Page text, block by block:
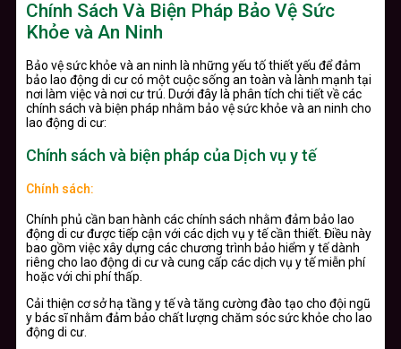
Chính Sách Và Biện Pháp Bảo Vệ Sức
Khỏe và An Ninh
Bảo vệ sức khỏe và an ninh là những yếu tố thiết yếu để đảm
bảo lao động di cư có một cuộc sống an toàn và lành mạnh tại
nơi làm việc và nơi cư trú. Dưới đây là phân tích chi tiết về các
chính sách và biện pháp nhằm bảo vệ sức khỏe và an ninh cho
lao động di cư:
Chính sách và biện pháp của Dịch vụ y tế
Chính sách:
Chính phủ cần ban hành các chính sách nhằm đảm bảo lao
động di cư được tiếp cận với các dịch vụ y tế cần thiết. Điều này
bao gồm việc xây dựng các chương trình bảo hiểm y tế dành
riêng cho lao động di cư và cung cấp các dịch vụ y tế miễn phí
hoặc với chi phí thấp.
Cải thiện cơ sở hạ tầng y tế và tăng cường đào tạo cho đội ngũ
y bác sĩ nhằm đảm bảo chất lượng chăm sóc sức khỏe cho lao
động di cư.